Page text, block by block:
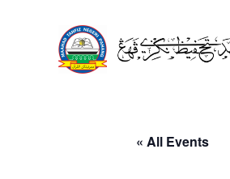
« All Events